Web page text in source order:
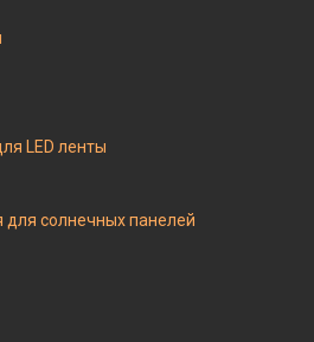
LED ленты
солнечных панелей